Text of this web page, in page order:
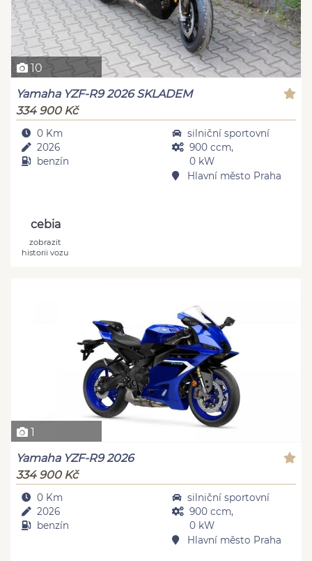
10
Yamaha YZF-R9 2026 SKLADEM
334 900 Kč
0 Km
2026
benzín
silniční sportovní
900 ccm,
0 kW
Hlavní město Praha
cebia
zobrazit
historii vozu
1
Yamaha YZF-R9 2026
334 900 Kč
0 Km
2026
benzín
silniční sportovní
900 ccm,
0 kW
Hlavní město Praha